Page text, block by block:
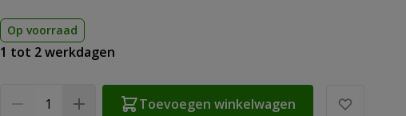
Op voorraad
1 tot 2 werkdagen
Toevoegen winkelwagen